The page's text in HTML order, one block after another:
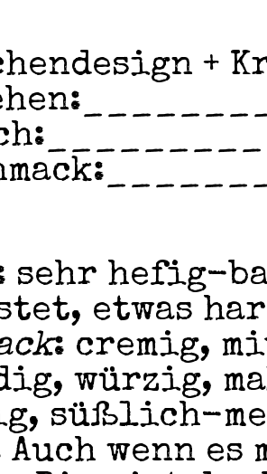
+
sehr hefig-
etwas
: cremig,
würzig,
süßlich-
Auch wenn